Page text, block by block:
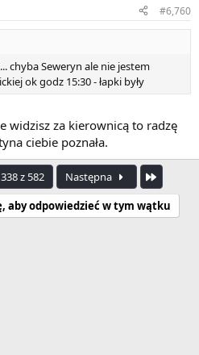
#6,760
chyba Seweryn ale nie jestem
ok godz 15:30 - łapki były
widzisz za kierownicą to radzę
ciebie poznała.
338 z 582 Następna
aby odpowiedzieć w tym wątku